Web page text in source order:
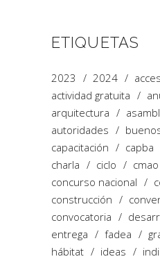
ETIQUETAS
2023 2024
actividad gratuita
arquitectura
autoridades
capacitación
capba
charla
ciclo cmao
concurso nacional
construcción
convocatoria
entrega
fadea
hábitat
ideas